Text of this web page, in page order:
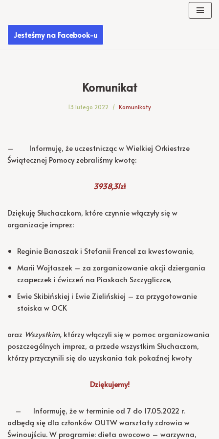
Przejdź
doJesteśmy na Facebook-u
Komunikat
13 lutego 2022 Komunikaty
– Informuję, że uczestnicząc w Wielkiej Orkiestrze
Świątecznej Pomocy zebraliśmy kwotę:
3938,31zł
Dziękuję Słuchaczkom, które czynnie włączyły się w
organizacje imprez:
Reginie Banaszak i Stefanii Frencel za kwestowanie,
Marii Wojtaszek – za zorganizowanie akcji dziergania
czapeczek i ćwiczeń na Piaskach Szczygliczce,
Ewie Skibińskiej i Ewie Zielińskiej – za przygotowanie
stoiska w OCK
oraz Wszystkim, którzy włączyli się w pomoc organizowania
poszczególnych imprez, a przede wszystkim Słuchaczom,
którzy przyczynili się do uzyskania tak pokaźnej kwoty
Dziękujemy!
– Informuję, że w terminie od 7 do 17.05.2022 r.
odbędą się dla członków OUTW warsztaty zdrowia w
Świnoujściu. W programie: dieta owocowo – warzywna,